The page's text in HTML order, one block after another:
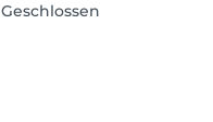
Geschlossen